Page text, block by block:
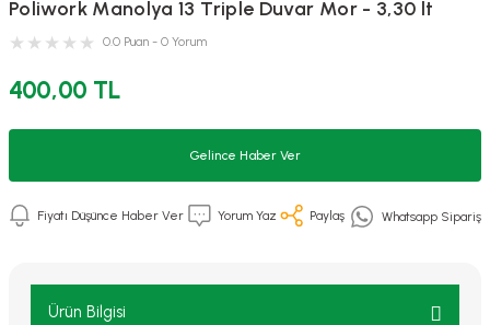
Poliwork Manolya 13 Triple Duvar Mor - 3,30 lt
0.0 Puan - 0 Yorum
400,00 TL
Gelince Haber Ver
Fiyatı Düşünce Haber Ver Yorum Yaz Paylaş Whatsapp Sipariş
Ürün Bilgisi